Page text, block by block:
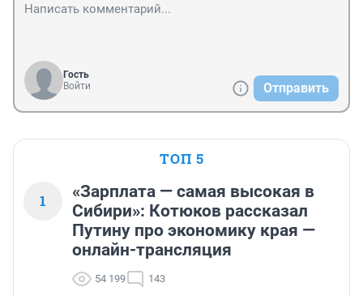
Гость
Войти
Отправить
ТОП 5
1
«Зарплата — самая высокая в
Сибири»: Котюков рассказал
Путину про экономику края —
онлайн-трансляция
54 199 143